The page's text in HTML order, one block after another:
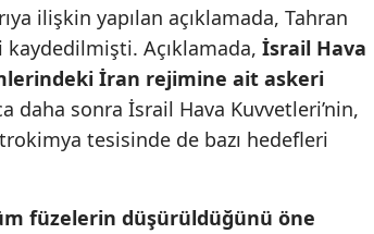
Kırklareli
Kırşehir
Kocaeli
Konya
ilişkin yapılan açıklamada, Tahran
Açıklamada, İsrail Hava
İran rejimine ait askeri
daha sonra İsrail Hava Kuvvetleri’nin,
tesisinde de bazı hedefleri
füzelerin düşürüldüğünü öne